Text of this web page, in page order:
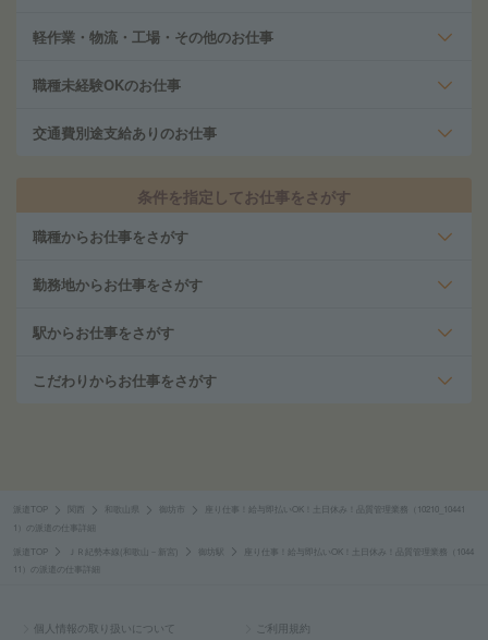
軽作業・物流・工場・その他のお仕事
職種未経験OKのお仕事
交通費別途支給ありのお仕事
条件を指定してお仕事をさがす
職種からお仕事をさがす
勤務地からお仕事をさがす
駅からお仕事をさがす
こだわりからお仕事をさがす
派遣TOP 御坊市
座り仕事！給与即払いOK！土日休み！品質管理業務（10210_10441
1）の派遣の仕事詳細
派遣TOP ＪＲ紀勢本線(和歌山－新宮) 御坊駅
座り仕事！給与即払いOK！土日休み！品質管理業務（1044
11）の派遣の仕事詳細
個人情報の取り扱いについて ご利用規約